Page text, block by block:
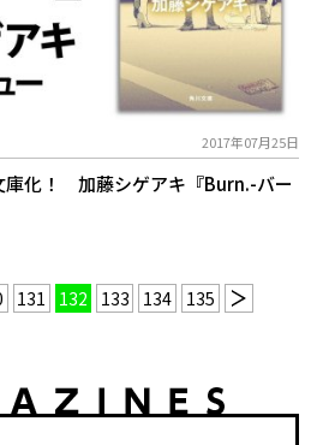
2017年07月25日
庫化！ 加藤シゲアキ『Burn.-バー
131 132 133 134 135